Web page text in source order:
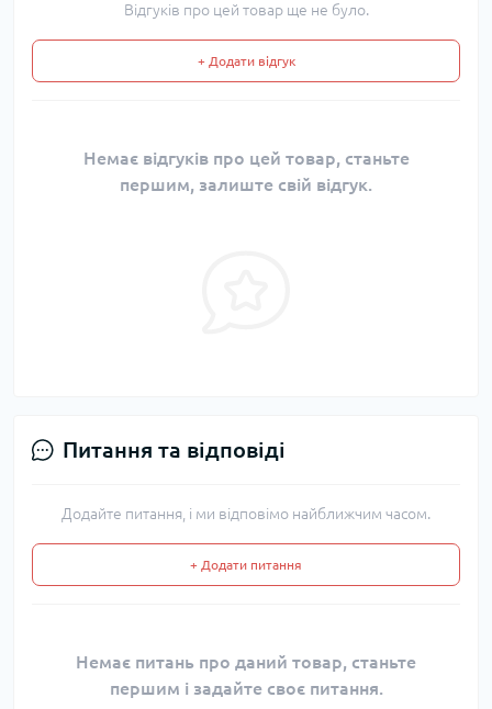
Відгуків про цей товар ще не було.
+ Додати відгук
Немає відгуків про цей товар, станьте
першим, залиште свій відгук.
Питання та відповіді
Додайте питання, і ми відповімо найближчим часом.
+ Додати питання
Немає питань про даний товар, станьте
першим і задайте своє питання.